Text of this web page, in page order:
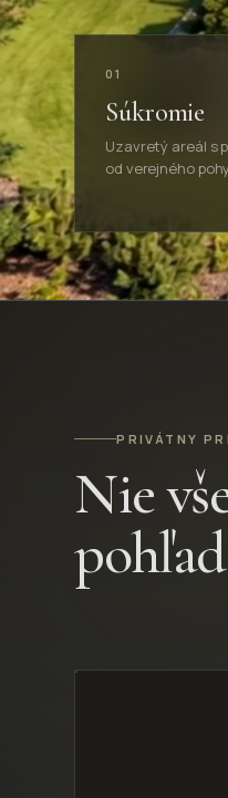
01
Súkromie
Uzavretý areál s
od verejného
PRIVÁTNY
Nie